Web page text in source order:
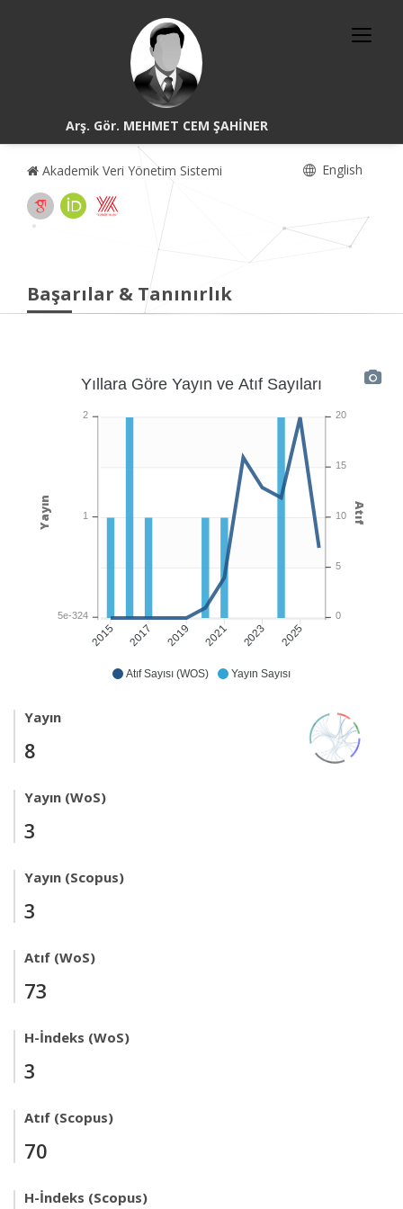
Arş. Gör. MEHMET CEM ŞAHİNER
Akademik Veri Yönetim Sistemi English
Başarılar & Tanınırlık
Atıf Sayısı (WOS) Yayın Sayısı
2015 2017 2019 2021 2023 2025
Yıllara Göre Yayın ve Atıf Sayıları
20
15
10
5
0
Atıf
2
1
5e-324
Yayın
Yayın
8
Yayın (WoS)
3
Yayın (Scopus)
3
Atıf (WoS)
73
H-İndeks (WoS)
3
Atıf (Scopus)
70
H-İndeks (Scopus)